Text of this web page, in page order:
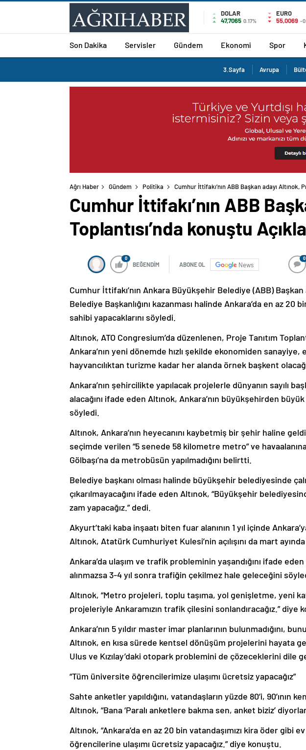
DOLAR
47,7065 0.17%
EURO
55,0069 -
Son Dakika Servisler Gündem Ekonomi Spor
3.Sayfa Avrupa
Ağrı Haber Gündem Politika Cumhur İttifakı’nın ABB Başkan adayı Altınok,
Cumhur İttifakı’nın ABB
Toplantısı’nda konuştu
0
BEĞENDİM ABONE OL News
0
Cumhur İttifakı’nın Ankara Büyükşehir Belediye (ABB)
Belediye Başkanlığını kazanması halinde Ankara’da en az 20
sahibi yapacaklarını söyledi.
Altınok, ATO Congresium’da düzenlenen, Proje Tanıtım
Ankara’nın yeni dönemde hızlı şekilde ekonomiden
hayvancılıktan turizme kadar her alanda örnek başkent
Ankara’nın şehircilikte yapılacak projelerle dünyanın sayılı
alacağını ifade eden Altınok, Ankara’nın büyükşehirden
söyledi.
Altınok, Ankara’nın heyecanını kaybetmiş bir şehir haline
seçimde verilen “5 senede 58 kilometre metro” ve
Gölbaşı’na da metrobüsün yapılmadığını belirtti.
Belediye başkanı olması halinde büyükşehir belediyesinde
çıkarılmayacağını ifade eden Altınok, “Büyükşehir
zam yapacağız.” dedi.
Akyurt’taki kaba inşaatı biten fuar alanının 1 yıl içinde
Altınok, Atatürk Cumhuriyet Kulesi’nin açılışını da mart
Ankara’da ulaşım ve trafik probleminin yaşandığını ifade
alınmazsa 3-4 yıl sonra trafiğin çekilmez hale geleceğini
Altınok, “Metro projeleri, toplu taşıma, yol genişletme, yeni
projeleriyle Ankaramızın trafik çilesini sonlandıracağız.” diye
Ankara’nın 5 yıldır master imar planlarının bulunmadığını,
Altınok, en kısa sürede kentsel dönüşüm projelerini hayata
Ulus ve Kızılay’daki otopark problemini de çözeceklerini dile
“Tüm üniversite öğrencilerimize ulaşımı ücretsiz yapacağız”
Sahte anketler yapıldığını, vatandaşların yüzde 80’i,
Altınok, “Bana ‘Paralı anketlere bakma sen, anket biziz’
Altınok, “Ankara’da en az 20 bin vatandaşımızı kira öder gibi
öğrencilerine ulaşımı ücretsiz yapacağız.” diye konuştu.